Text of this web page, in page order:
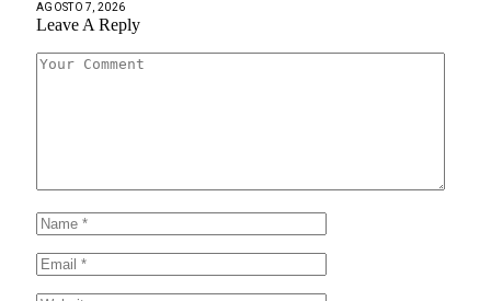
AGOSTO 7, 2026
Leave A Reply